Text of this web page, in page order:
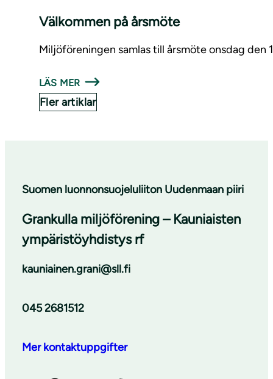
Välkommen på årsmöte
Miljöföreningen samlas till årsmöte onsdag den
LÄS MER
Fler artiklar
Suomen luonnonsuojeluliiton Uudenmaan piiri
Grankulla miljöförening – Kauniaisten
ympäristöyhdistys rf
kauniainen.grani@sll.fi
045 2681512
Mer kontaktuppgifter